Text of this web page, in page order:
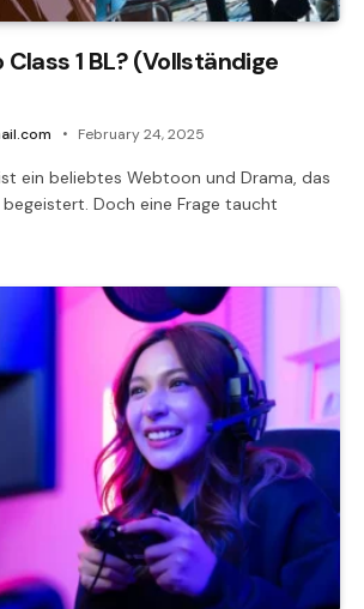
1 BL? (Vollständige
February 24, 2025
ein beliebtes Webtoon und Drama, das
Doch eine Frage taucht